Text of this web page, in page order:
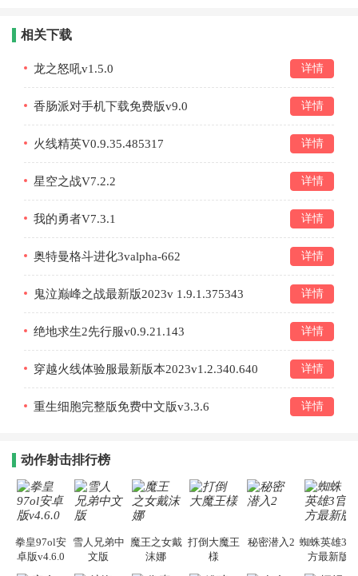
相关下载
龙之怒吼v1.5.0 详情
香肠派对手机下载免费版v9.0 详情
火线精英V0.9.35.485317 详情
星空之战V7.2.2 详情
我的勇者V7.3.1 详情
奥特曼格斗进化3valpha-662 详情
鬼泣巅峰之战最新版2023v 1.9.1.375343 详情
绝地求生2先行服v0.9.21.143 详情
穿越火线体验服最新版本2023v1.2.340.640 详情
重生细胞完整版免费中文版v3.3.6 详情
动作射击排行榜
拳皇97ol安
卓版v4.6.0
雪人兄弟中
文版
魔王之女戴
沫娜
打倒大魔王
様
秘密潜入2 蜘蛛英雄3官
方最新版